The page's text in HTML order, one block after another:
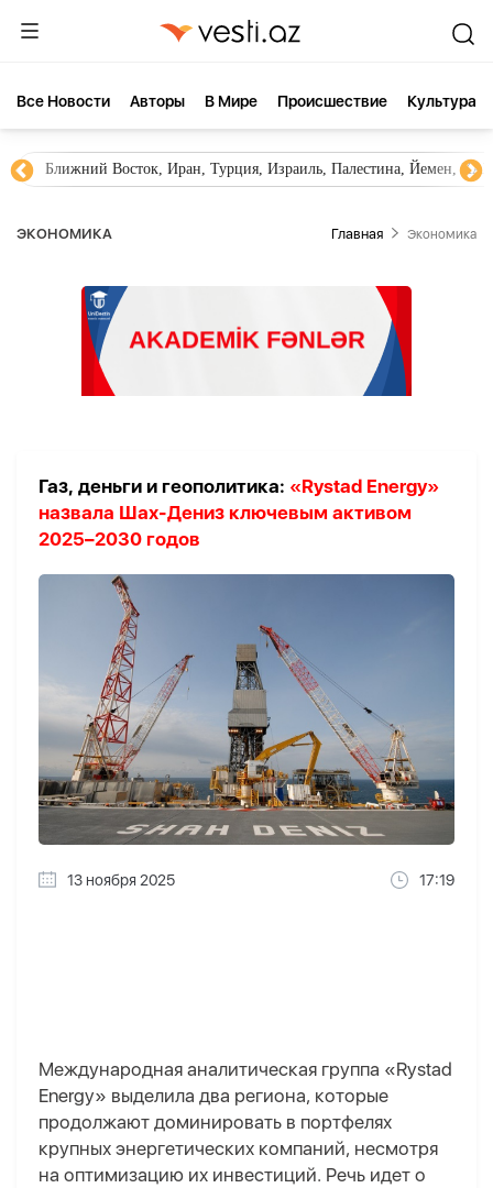
Все Новости Aвторы В Мире Происшествие Культура
Ближний Восток, Иран, Турция, Израиль, Палестина, Йемен,
ЭКОНОМИКА Главная Экономика
Газ, деньги и геополитика: «Rystad Energy»
назвала Шах-Дениз ключевым активом
2025–2030 годов
13 ноября 2025 17:19
Международная аналитическая группа «Rystad
Energy» выделила два региона, которые
продолжают доминировать в портфелях
крупных энергетических компаний, несмотря
на оптимизацию их инвестиций. Речь идет о